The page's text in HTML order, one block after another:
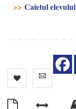
>> Caietul elevului